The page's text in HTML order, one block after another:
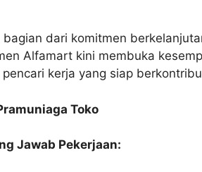
bagian dari komitmen
Alfamart kini membuka
pencari kerja yang siap
Toko
Jawab Pekerjaan: